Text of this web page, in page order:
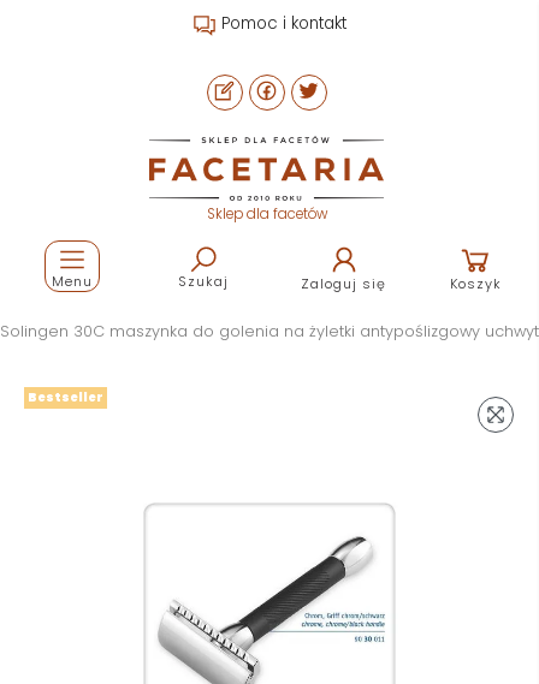
Pomoc i kontakt
Sklep dla facetów
Szukaj Zaloguj się Koszyk
Menu
30C maszynka do golenia na żyletki antypoślizgowy uchwyt
Bestseller